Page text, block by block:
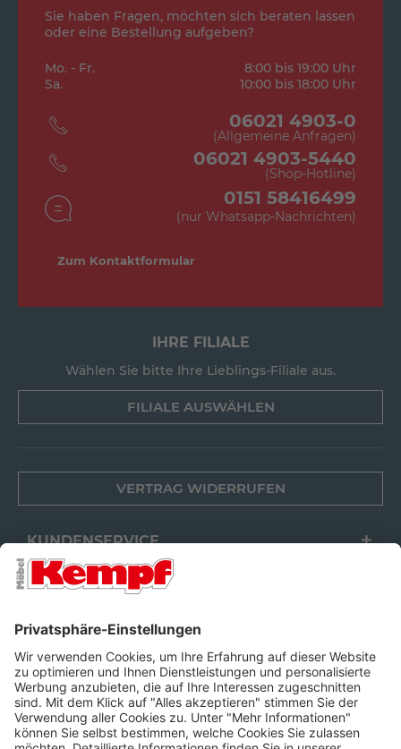
Sie haben Fragen, möchten sich beraten lassen
oder eine Bestellung aufgeben?
Mo. - Fr.
8:00 bis 19:00 Uhr
Sa.
10:00 bis 18:00 Uhr
06021 4903-0
(Allgemeine Anfragen)
06021 4903-5440
(Shop-Hotline)
0151 58416499
(nur Whatsapp-Nachrichten)
Zum Kontaktformular
IHRE FILIALE
Wählen Sie bitte Ihre Lieblings-Filiale aus.
FILIALE AUSWÄHLEN
VERTRAG WIDERRUFEN
KUNDENSERVICE
FILIALEN
FOLGEN SIE UNS